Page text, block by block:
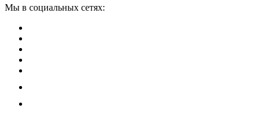
Мы в социальных сетях: